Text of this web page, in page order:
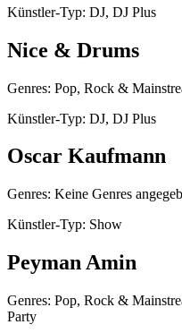
Künstler-Typ: DJ, DJ Plus
Nice & Drums
Genres: Pop, Rock &
Künstler-Typ: DJ, DJ Plus
Oscar Kaufmann
Genres: Keine Genres
Künstler-Typ: Show
Peyman Amin
Genres: Pop, Rock &
Party